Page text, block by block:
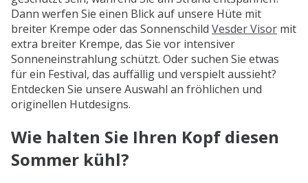
Dann werfen Sie einen Blick auf unsere Hüte mit
breiter Krempe oder das Sonnenschild Vesder Visor mit
extra breiter Krempe, das Sie vor intensiver
Sonneneinstrahlung schützt. Oder suchen Sie etwas
für ein Festival, das auffällig und verspielt aussieht?
Entdecken Sie unsere Auswahl an fröhlichen und
originellen Hutdesigns.
Wie halten Sie Ihren Kopf diesen
Sommer kühl?